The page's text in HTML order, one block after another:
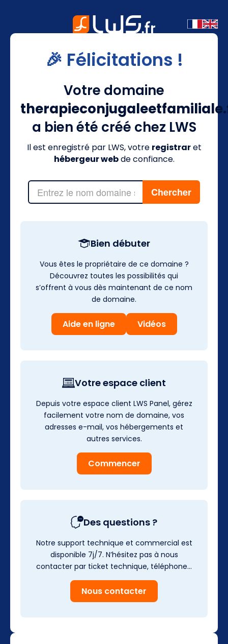
🎉 Félicitations !
Votre domaine
a bien été créé chez LWS
Il est enregistré par LWS, votre registraret
hébergeur webde confiance.
Bien débuter
Vous êtes le propriétaire de ce domaine ?
Découvrez toutes les possibilités qui
s’offrent à vous dès maintenant de ce nom
de domaine.
Aide en ligne Vidéos
Votre espace client
Depuis votre espace client LWS Panel, gérez
facilement votre nom de domaine, vos
adresses e-mail, vos hébergements et
autres services.
Commencer
Des questions ?
Notre support technique et commercial est
disponible 7j/7. N’hésitez pas à nous
contacter par ticket technique, téléphone…
Nous contacter